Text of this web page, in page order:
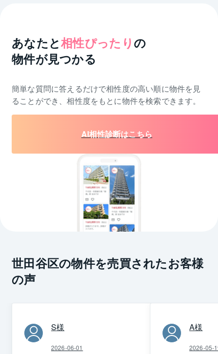
あなたと相性ぴったり の
物件が見つかる
簡単な質問に答えるだけで相性度の高い順に物件を 見
ることができ、相性度をもとに物件を検索できます。
AI相性診断はこちら
世田谷区の物件を売買されたお客様
の声
S様
2026-06-01
A様
2026-05-